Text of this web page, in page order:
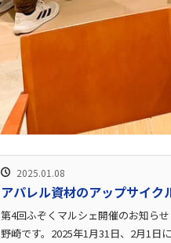
2025.01.08
アパレル資材のアップサイ
第4回ふぞくマルシェ開催のお知ら
野崎です。2025年1月31日、2月1日